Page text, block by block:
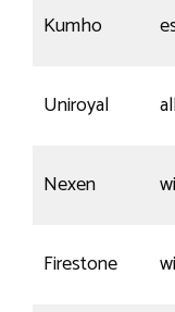
Kumho
Uniroyal
Nexen
Firestone